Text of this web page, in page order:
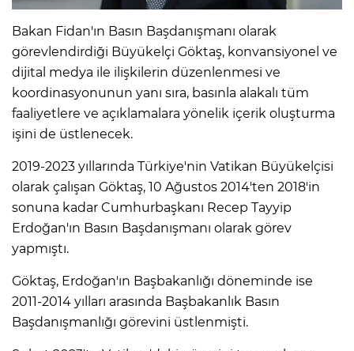
Bakan Fidan'ın Basın Başdanışmanı olarak
görevlendirdiği Büyükelçi Göktaş, konvansiyonel ve
dijital medya ile ilişkilerin düzenlenmesi ve
koordinasyonunun yanı sıra, basınla alakalı tüm
faaliyetlere ve açıklamalara yönelik içerik oluşturma
işini de üstlenecek.
2019-2023 yıllarında Türkiye'nin Vatikan Büyükelçisi
olarak çalışan Göktaş, 10 Ağustos 2014'ten 2018'in
sonuna kadar Cumhurbaşkanı Recep Tayyip
Erdoğan'ın Basın Başdanışmanı olarak görev
yapmıştı.
Göktaş, Erdoğan'ın Başbakanlığı döneminde ise
2011-2014 yılları arasında Başbakanlık Basın
Başdanışmanlığı görevini üstlenmişti.